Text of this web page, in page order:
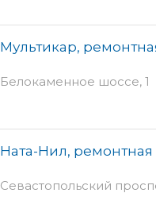
Мультикар,
Белокаменное шоссе, 1
Ната-Нил,
Севастопольский